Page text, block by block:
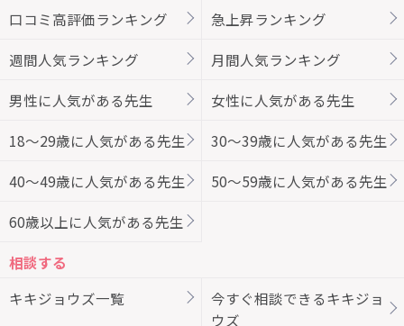
口コミ高評価ランキング
急上昇ランキング
週間人気ランキング 月間人気ランキング
男性に人気がある先生 女性に人気がある先生
18～29歳に人気がある先生 30～39歳に人気がある先生
40～49歳に人気がある先生 50～59歳に人気がある先生
60歳以上に人気がある先生
相談する
キキジョウズ一覧
今すぐ相談できるキキジョ
ウズ